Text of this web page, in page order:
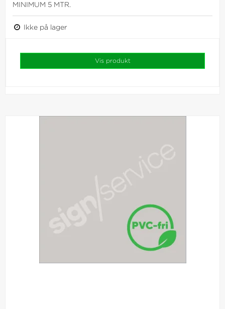
MINIMUM 5 MTR.
Ikke på lager
Vis produkt